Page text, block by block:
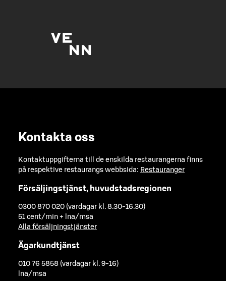
Kontakta oss
Kontaktuppgifterna till de enskilda restaurangerna finns
på respektive restaurangs webbsida: Restauranger
Försäljingstjänst, huvudstadsregionen
0300 870 020 (vardagar kl. 8.30-16.30)
51 cent/min + lna/msa
Alla försäljningstjänster
Ägarkundtjänst
010 76 5858 (vardagar kl. 9-16)
lna/msa